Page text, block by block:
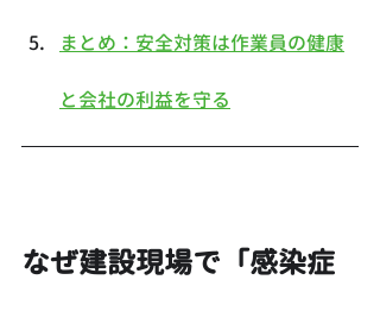
まとめ：安全対策は作業員の健康
と会社の利益を守る
なぜ建設現場で「感染症